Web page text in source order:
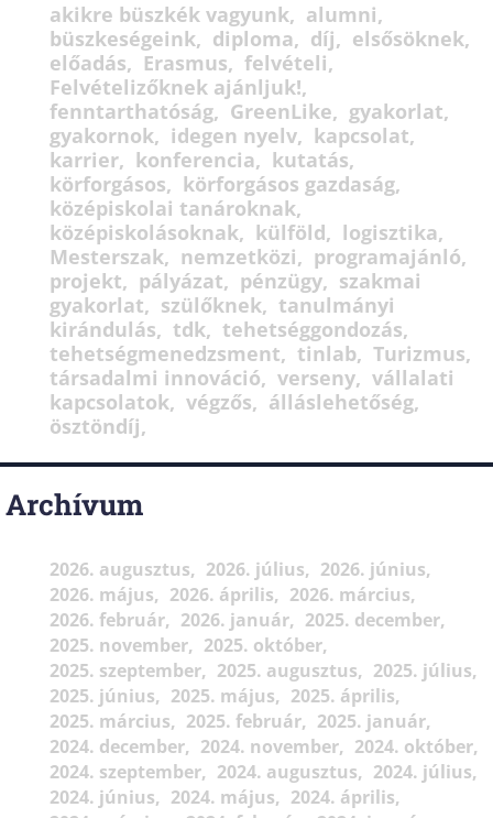
akikre büszkék vagyunk
alumni
büszkeségeink
diploma díj
elsősöknek
előadás
Erasmus
felvételi
Felvételizőknek ajánljuk!
fenntarthatóság
GreenLike
gyakorlat
gyakornok
idegen nyelv
kapcsolat
karrier
konferencia
kutatás
körforgásos
körforgásos gazdaság
középiskolai tanároknak
középiskolásoknak
külföld
logisztika
Mesterszak
nemzetközi
programajánló
projekt
pályázat pénzügy
szakmai
gyakorlat
szülőknek
tanulmányi
kirándulás
tdk
tehetséggondozás
tehetségmenedzsment
tinlab
Turizmus
társadalmi innováció
verseny
vállalati
kapcsolatok
végzős
álláslehetőség
ösztöndíj
Archívum
2026. augusztus 2026. július
2026. június
2026. május
2026. április
2026. március
2026. február
2026. január
2025. december
2025. november
2025. október
2025. szeptember
2025. augusztus
2025. július
2025. június
2025. május
2025. április
2025. március
2025. február
2025. január
2024. december
2024. november
2024. október
2024. szeptember
2024. augusztus
2024. július
2024. június
2024. május
2024. április